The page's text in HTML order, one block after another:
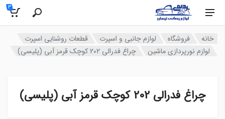
3
خانه فروشگاه لوازم جانبی و اسپرت
قطعات روشنایی اسپرت
لوازم نورپردازی ماشین
چراغ فدرالی 202 کوچک قرمز آبی (پلیسی)
چراغ فدرالی 202 کوچک قرمز آبی (پلیسی)